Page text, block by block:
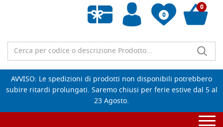
0
Wishlist vuota
0
AVVISO: Le spedizioni di prodotti non disponibili potrebbero
subire ritardi prolungati. Saremo chiusi per ferie estive dal 5 al
23 Agosto.